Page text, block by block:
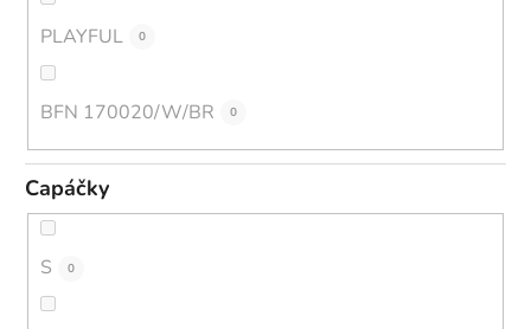
PLAYFUL 0
BFN 170020/W/BR 0
Capáčky
S 0